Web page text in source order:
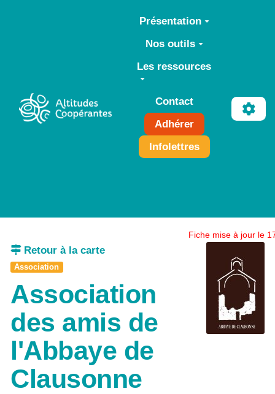
Aller au contenu principal
Présentation
Nos outils
Les ressources
Contact
Adhérer
Infolettres
Fiche mise à jour le
Retour à la carte
Association
Association
des amis de
l'Abbaye de
Clausonne